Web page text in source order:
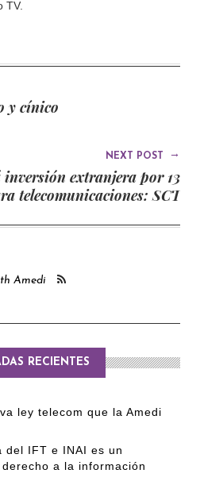
TV.
y cínico
NEXT POST →
extranjera por 13
telecomunicaciones: SCT
Amedi
RECIENTES
ley telecom que la Amedi
del IFT e INAI es un
a la información